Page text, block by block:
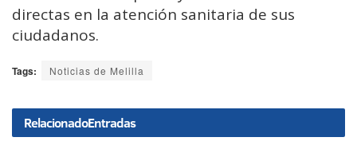
directas en la atención sanitaria de sus
ciudadanos.
Tags: Noticias de Melilla
RelacionadoEntradas